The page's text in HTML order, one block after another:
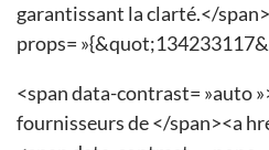
garantissant la clarté.</
props=
<span data-contrast= »auto
fournisseurs de </span><a